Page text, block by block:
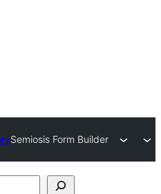
Semiosis Form Builder